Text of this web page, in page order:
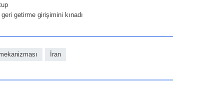
getirme girişimini kınadı
İran